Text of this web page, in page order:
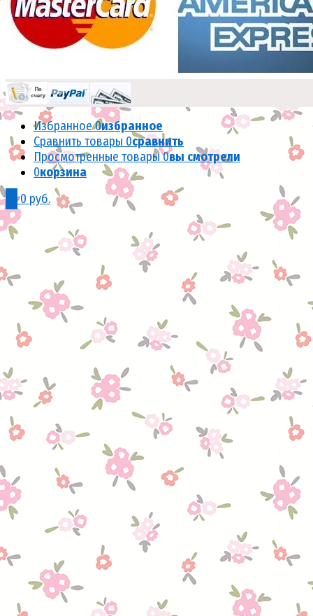
Избранное0избранное
Сравнить товары 0сравнить
Просмотренные товары0вы смотрели
0корзина
0 руб.